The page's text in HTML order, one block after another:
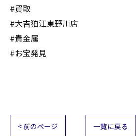
#買取
#大吉狛江東野川店
#貴金属
#お宝発見
< 前のページ 一覧に戻る